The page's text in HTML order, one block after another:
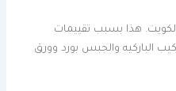
هذا بسبب تقييمات
الباركيه والجبس بورد وورق